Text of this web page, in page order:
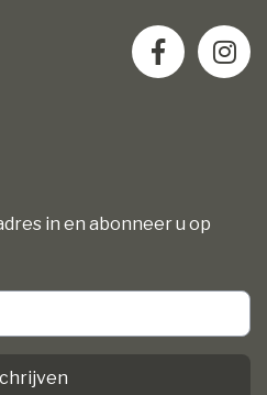
in en abonneer u op